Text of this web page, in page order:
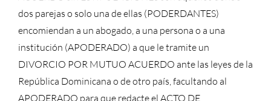
dos parejas o solo una de ellas (PODERDANTES)
encomiendan a un abogado, a una persona o a una
institución (APODERADO) a que le tramite un
DIVORCIO POR MUTUO ACUERDO ante las leyes de la
República Dominicana o de otro país, facultando al
APODERADO para que redacte el ACTO DE